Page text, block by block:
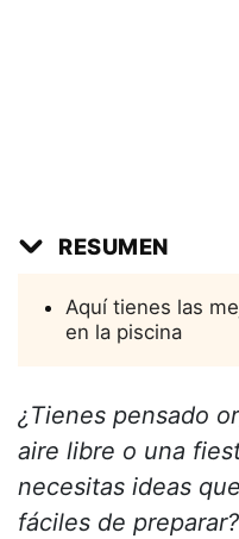
RESUMEN
Aquí tienes las
en la piscina
¿Tienes pensado
aire libre o una
necesitas ideas
fáciles de